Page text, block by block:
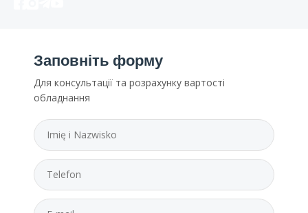
Заповніть форму
Для консультації та розрахунку вартості
обладнання